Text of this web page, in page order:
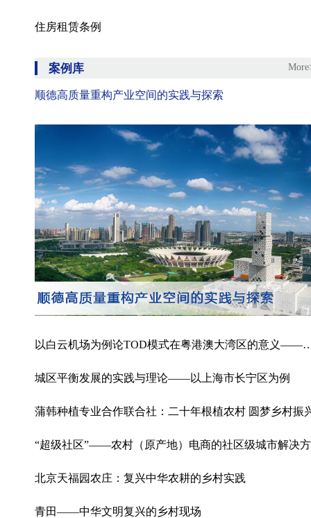
住房租赁条例
案例库
顺德高质量重构产业空间的实践与探索
以白云机场为例论TOD模式在粤港澳大湾区的意义——广州白
城区平衡发展的实践与理论——以上海市长宁区为例
蒲韩种植专业合作联合社：二十年根植农村 圆梦乡村振
“超级社区”——农村（原产地）电商的社区级城市解决
北京天福园农庄：复兴中华农耕的乡村实践
青田——中华文明复兴的乡村现场